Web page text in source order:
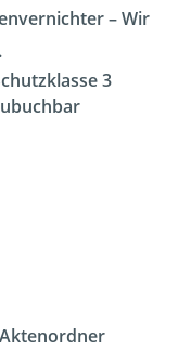
– Wir
3